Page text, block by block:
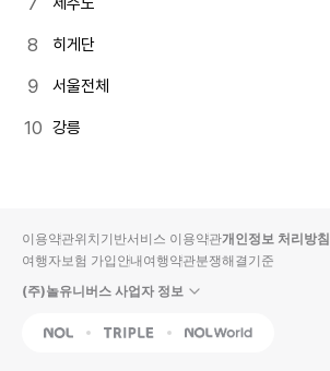
히게단
서울전체
강릉
이용약관위치기반서비스 이용약관개인정보 처리방침
여행자보험 가입안내여행약관분쟁해결기준
(주)놀유니버스 사업자 정보
NOL Triple Interpark Global